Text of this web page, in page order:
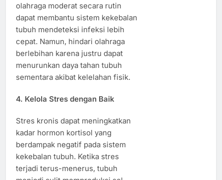
olahraga moderat secara rutin
dapat membantu sistem kekebalan
tubuh mendeteksi infeksi lebih
cepat. Namun, hindari olahraga
berlebihan karena justru dapat
menurunkan daya tahan tubuh
sementara akibat kelelahan fisik.
4. Kelola Stres dengan Baik
Stres kronis dapat meningkatkan
kadar hormon kortisol yang
berdampak negatif pada sistem
kekebalan tubuh. Ketika stres
terjadi terus-menerus, tubuh